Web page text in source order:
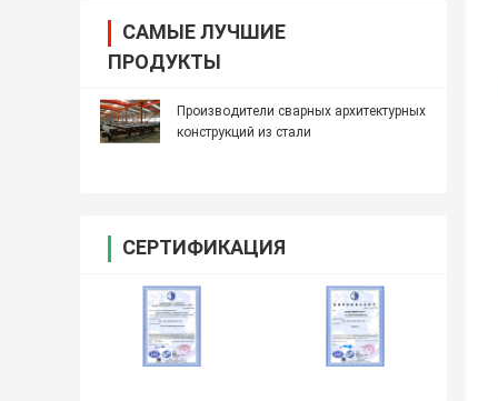
САМЫЕ ЛУЧШИЕ
ПРОДУКТЫ
Производители сварных архитектурных
конструкций из стали
СЕРТИФИКАЦИЯ